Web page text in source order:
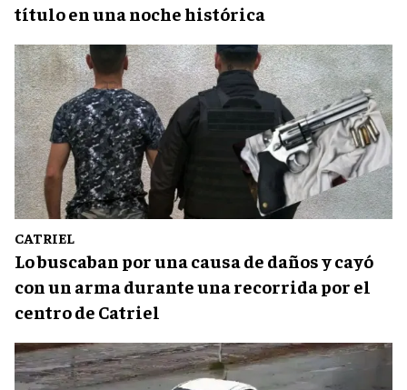
título en una noche histórica
CATRIEL
Lo buscaban por una causa de daños y cayó
con un arma durante una recorrida por el
centro de Catriel